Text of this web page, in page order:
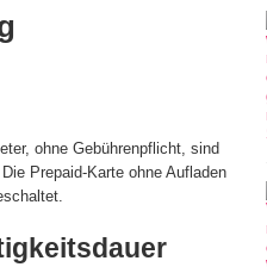
ohne Gebührenpflicht, sind
Prepaid-Karte ohne Aufladen